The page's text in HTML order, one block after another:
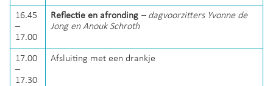
16.45
–
17.00
Reflectie en afronding – dagvoorzitters Yvonne de
Jong en Anouk Schroth
17.00
–
17.30
Afsluiting met een drankje